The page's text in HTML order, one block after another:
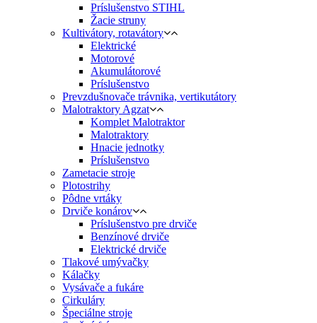
Príslušenstvo STIHL
Žacie struny
Kultivátory, rotavátory
Elektrické
Motorové
Akumulátorové
Príslušenstvo
Prevzdušnovače trávnika, vertikutátory
Malotraktory Agzat
Komplet Malotraktor
Malotraktory
Hnacie jednotky
Príslušenstvo
Zametacie stroje
Plotostrihy
Pôdne vrtáky
Drviče konárov
Príslušenstvo pre drviče
Benzínové drviče
Elektrické drviče
Tlakové umývačky
Kálačky
Vysávače a fukáre
Cirkuláry
Špeciálne stroje